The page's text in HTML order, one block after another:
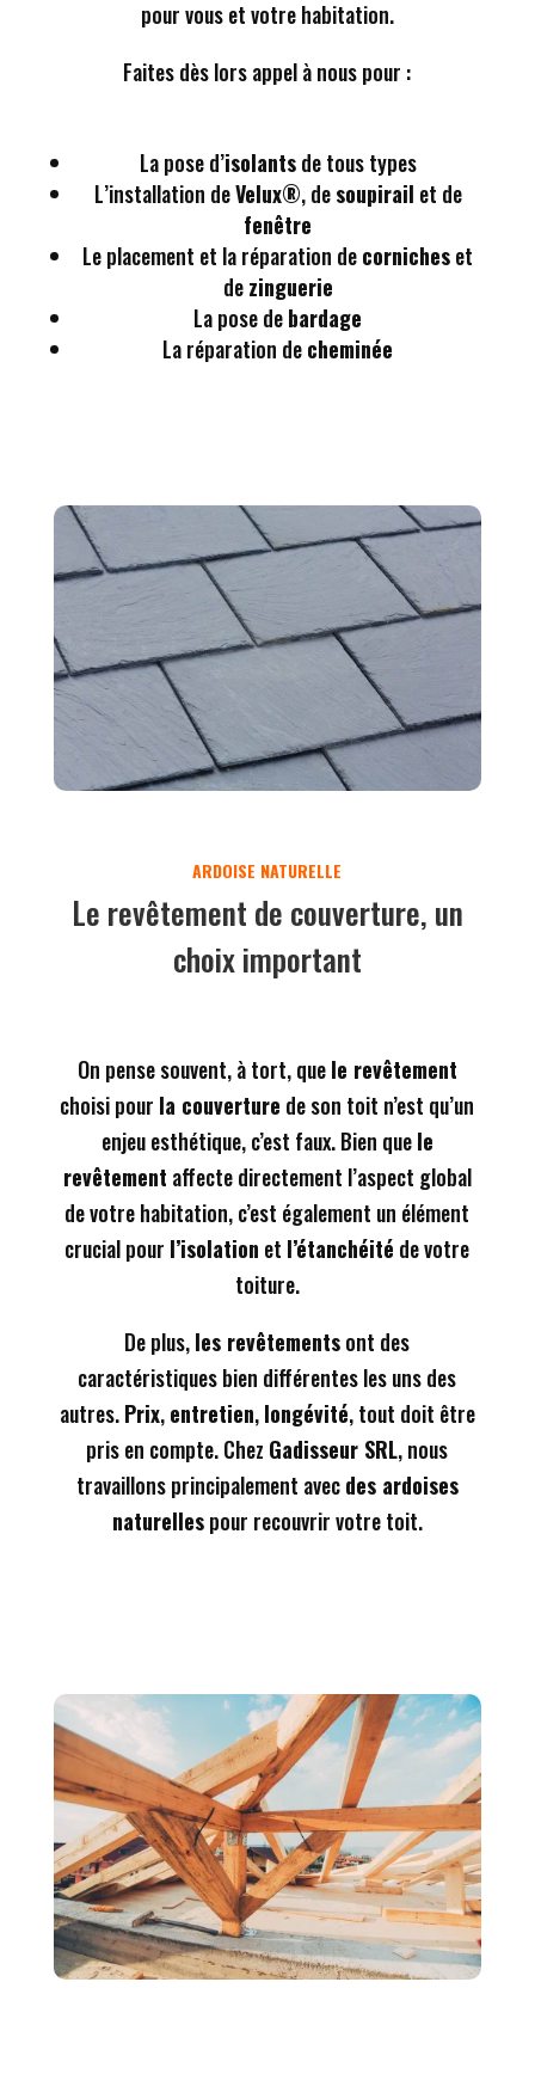
pour vous et votre habitation.
Faites dès lors appel à nous pour :
La pose d’isolantsde tous types
L’installation deVelux®, desoupirail et de
fenêtre
Le placement et la réparation decornicheset
dezinguerie
La pose debardage
La réparation decheminée
Le revêtement de couverture, un
choix important
On pense souvent, à tort, quele revêtement
choisi pour la couverture de son toit n’est qu’un
enjeu esthétique, c’est faux. Bien quele
revêtement affecte directement l’aspect global
de votre habitation, c’est également un élément
crucial pour l’isolation et l’étanchéité de votre
toiture.
De plus,les revêtementsont des
caractéristiques bien différentes les uns des
autres.Prix,entretien,longévité, tout doit être
pris en compte. Chez Gadisseur SRL, nous
travaillons principalement avecdes ardoises
naturellespour recouvrir votre toit.